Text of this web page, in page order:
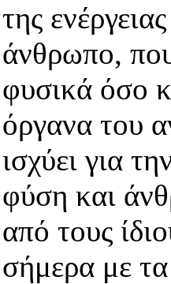
της
άνθρωπο,
φυσικά όσο
όργανα του
ισχύει για
φύση και
από τους
σήμερα με